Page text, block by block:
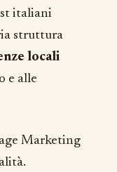
italiani
struttura
locali
e alle
Marketing